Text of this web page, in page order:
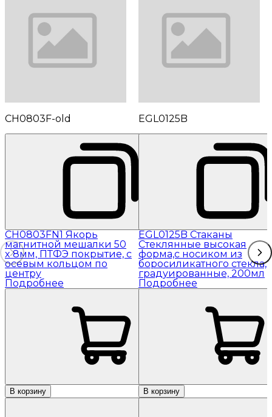
CH0803F-old
CH0803FN1 Якорь
магнитной мешалки 50
x 8мм, ПТФЭ покрытие, с
осевым кольцом по
центру
Подробнее
В корзину
EGL0125B
EGL0125B Стаканы
Стеклянные высокая
форма,с носиком из
боросиликатного стекла,
градуированные, 200мл
Подробнее
В корзину